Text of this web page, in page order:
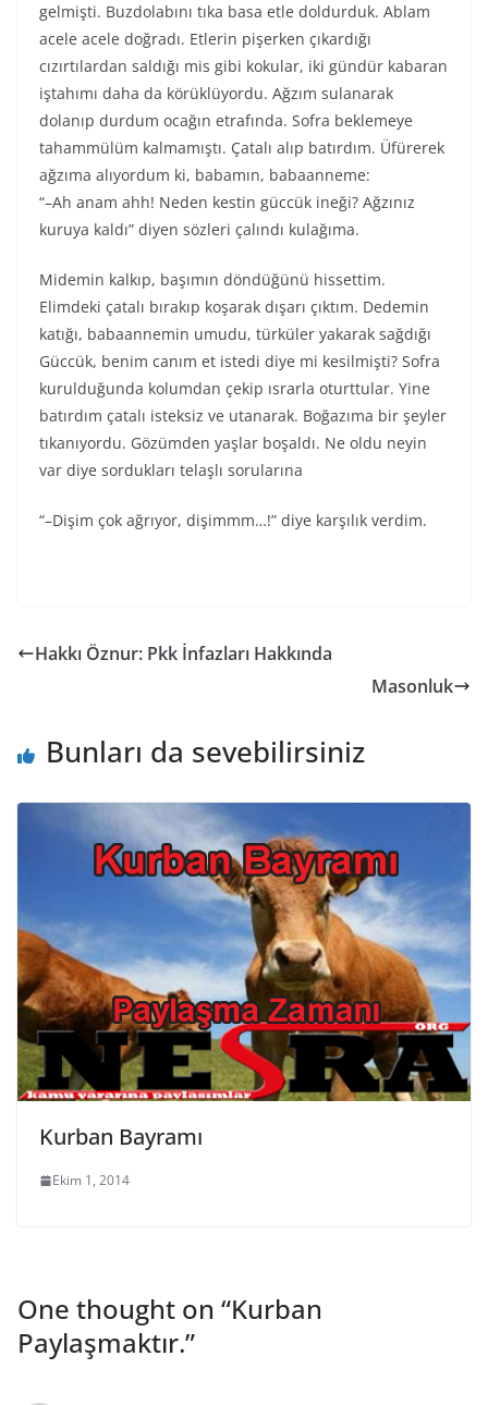
gelmişti. Buzdolabını tıka basa etle doldurduk. Ablam
acele acele doğradı. Etlerin pişerken çıkardığı
cızırtılardan saldığı mis gibi kokular, iki gündür kabaran
iştahımı daha da körüklüyordu. Ağzım sulanarak
dolanıp durdum ocağın etrafında. Sofra beklemeye
tahammülüm kalmamıştı. Çatalı alıp batırdım. Üfürerek
ağzıma alıyordum ki, babamın, babaanneme:
“–Ah anam ahh! Neden kestin güccük ineği? Ağzınız
kuruya kaldı” diyen sözleri çalındı kulağıma.
Midemin kalkıp, başımın döndüğünü hissettim.
Elimdeki çatalı bırakıp koşarak dışarı çıktım. Dedemin
katığı, babaannemin umudu, türküler yakarak sağdığı
Güccük, benim canım et istedi diye mi kesilmişti? Sofra
kurulduğunda kolumdan çekip ısrarla oturttular. Yine
batırdım çatalı isteksiz ve utanarak. Boğazıma bir şeyler
tıkanıyordu. Gözümden yaşlar boşaldı. Ne oldu neyin
var diye sordukları telaşlı sorularına
“–Dişim çok ağrıyor, dişimmm…!” diye karşılık verdim.
Hakkı Öznur: Pkk İnfazları Hakkında
Masonluk
Bunları da sevebilirsiniz
Kurban Bayramı
Ekim 1, 2014
One thought on “Kurban
Paylaşmaktır.”